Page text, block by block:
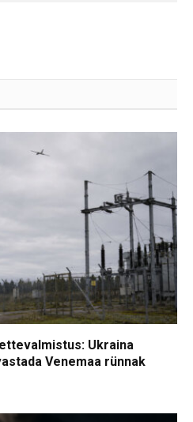
Ukraina
Venemaa rünnak